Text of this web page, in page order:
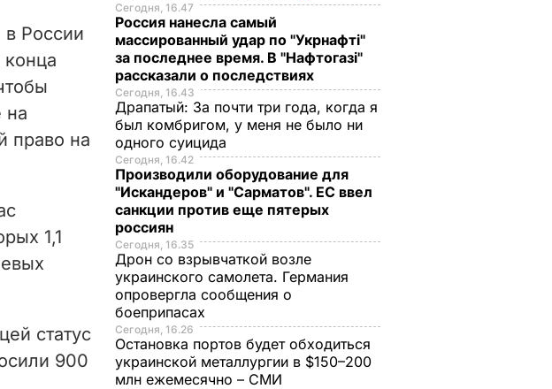
России
на
право на
1,1
статус
900
Сегодня, 16.47
Россия нанесла самый
массированный удар по "Укрнафті"
за последнее время. В "Нафтогазі"
рассказали о последствиях
Сегодня, 16.43
Драпатый: За почти три года, когда я
был комбригом, у меня не было ни
одного суицида
Сегодня, 16.42
Производили оборудование для
"Искандеров" и "Сарматов". ЕС ввел
санкции против еще пятерых
россиян
Сегодня, 16.35
Дрон со взрывчаткой возле
украинского самолета. Германия
опровергла сообщения о
боеприпасах
Сегодня, 16.26
Остановка портов будет обходиться
украинской металлургии в $150–200
млн ежемесячно – СМИ